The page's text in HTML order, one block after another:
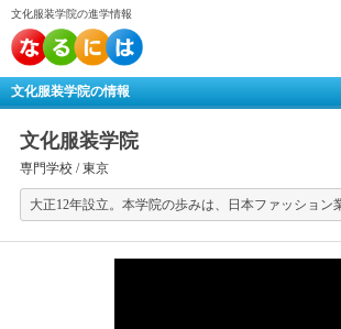
文化服装学院の進学情報
文化服装学院の情報
文化服装学院
専門学校 /東京
大正12年設立。本学院の歩みは、日本ファッション